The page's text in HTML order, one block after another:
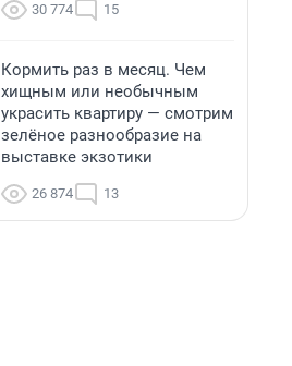
30 774 15
Кормить раз в месяц. Чем
хищным или необычным
украсить квартиру — смотрим
зелёное разнообразие на
выставке экзотики
26 874 13